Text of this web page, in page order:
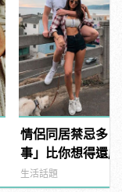
情侶同居禁忌多
事」比你想得還
生活話題